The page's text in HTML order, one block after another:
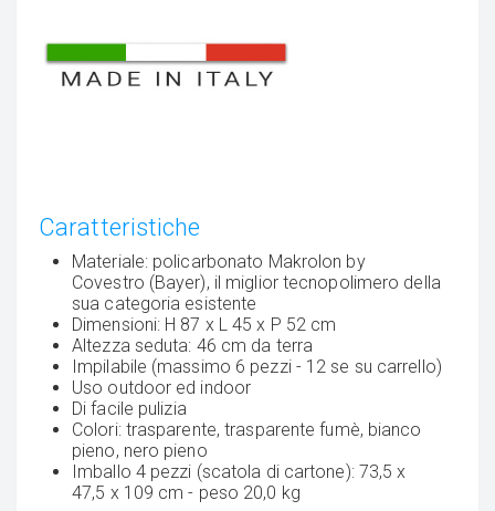
Caratteristiche
Materiale: policarbonato Makrolon by
Covestro (Bayer), il miglior tecnopolimero della
sua categoria esistente
Dimensioni: H 87 x L 45 x P 52 cm
Altezza seduta: 46 cm da terra
Impilabile (massimo 6 pezzi - 12 se su carrello)
Uso outdoor ed indoor
Di facile pulizia
Colori: trasparente, trasparente fumè, bianco
pieno, nero pieno
Imballo 4 pezzi (scatola di cartone): 73,5 x
47,5 x 109 cm - peso 20,0 kg